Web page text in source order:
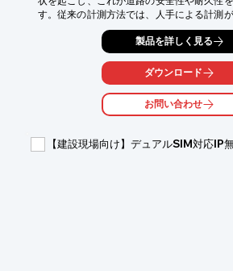
す。従来の計測方法では、人手による計測
視が難しいという課題がありました。また
入や管理も負担となっていました。当社の
ムは、無線式傾斜計を用いて、路面変状を
測・記録・監視することを可能にします。
し、迅速な対応を支援します。
【活用シーン】
・地盤沈下や隆起の早期発見
・橋梁やトンネルなどの構造物の変位監視
製品を詳しく見る
ダウンロード
お問い合わせ
【建設現場向け】デュアルSIM対応IP